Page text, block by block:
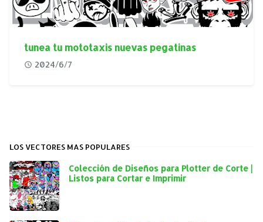
tunea tu mototaxis nuevas pegatinas
2024/6/7
LOS VECTORES MAS POPULARES
Colección de Diseños para Plotter de Corte |
Listos para Cortar e Imprimir